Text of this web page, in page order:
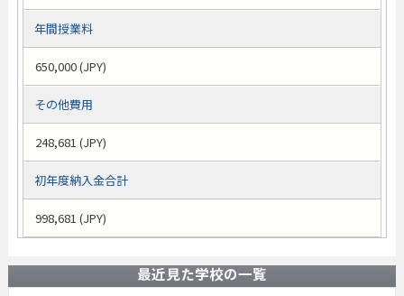
年間授業料
650,000 (JPY)
その他費用
248,681 (JPY)
初年度納入金合計
998,681 (JPY)
最近見た学校の一覧